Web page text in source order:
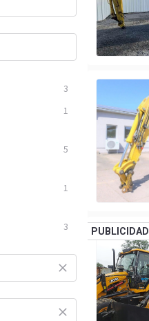
3
1
5
1
3 PUBLICIDAD